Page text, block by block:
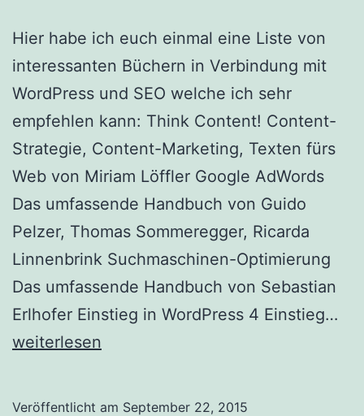
Hier habe ich euch einmal eine Liste von
interessanten Büchern in Verbindung mit
WordPress und SEO welche ich sehr
empfehlen kann: Think Content! Content-
Strategie, Content-Marketing, Texten fürs
Web von Miriam Löffler Google AdWords
Das umfassende Handbuch von Guido
Pelzer, Thomas Sommeregger, Ricarda
Linnenbrink Suchmaschinen-Optimierung
Das umfassende Handbuch von Sebastian
Erlhofer Einstieg in WordPress 4 Einstieg…
weiterlesen
Veröffentlicht am September 22, 2015